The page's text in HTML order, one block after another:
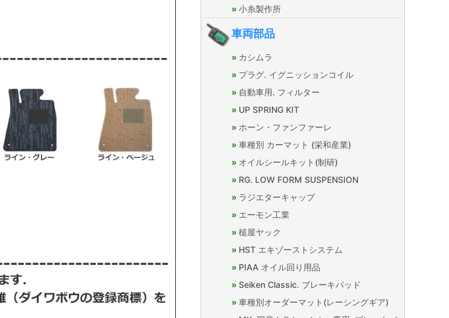
小糸製作所
車両部品
カシムラ
プラグ. イグニッションコイル
自動車用. フィルター
UP SPRING KIT
ホーン・ファンファーレ
車種別 カーマット (栄和産業)
オイルシールキット(制研)
RG. LOW FORM SUSPENSION
ラジエターキャップ
エーモン工業
槌屋ヤック
HST エキゾーストシステム
PIAA オイル回り用品
Seiken Classic. ブレーキパッド
車種別オーダーマット(レーシングギア)